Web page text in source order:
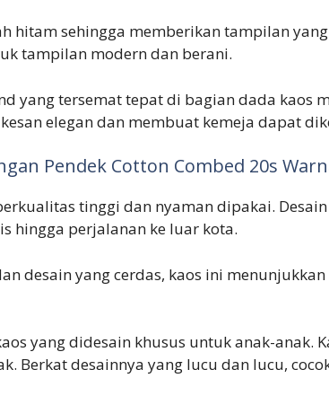
hitam sehingga memberikan tampilan
tampilan modern dan berani.
yang tersemat tepat di bagian dada kaos
elegan dan membuat kemeja dapat
Pendek Cotton Combed 20s
tinggi dan nyaman dipakai.
hingga perjalanan ke luar kota.
desain yang cerdas, kaos ini
yang didesain khusus untuk anak-anak.
Berkat desainnya yang lucu dan lucu,